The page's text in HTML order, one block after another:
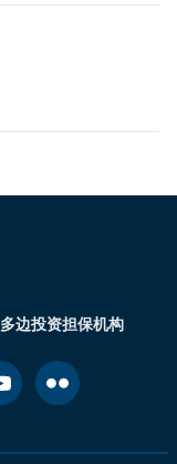
多边投资担保机构